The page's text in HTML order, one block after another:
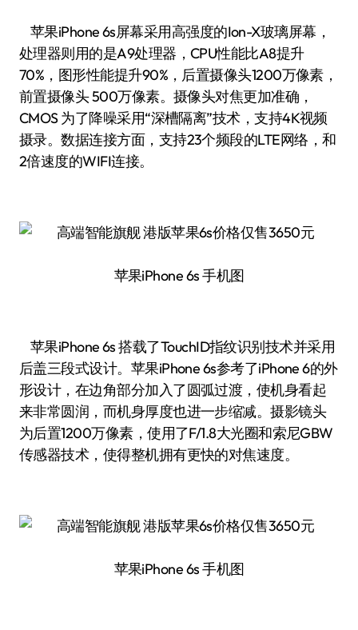
苹果iPhone 6s屏幕采用高强度的Ion-X玻璃屏幕，
处理器则用的是A9处理器，CPU性能比A8提升
70%，图形性能提升90%，后置摄像头1200万像素，
前置摄像头 500万像素。摄像头对焦更加准确，
CMOS 为了降噪采用“深槽隔离”技术，支持4K视频
摄录。数据连接方面，支持23个频段的LTE网络，和
2倍速度的WIFI连接。
苹果iPhone 6s 手机图
苹果iPhone 6s 搭载了TouchID指纹识别技术并采用
后盖三段式设计。苹果iPhone 6s参考了iPhone 6的外
形设计，在边角部分加入了圆弧过渡，使机身看起
来非常圆润，而机身厚度也进一步缩减。摄影镜头
为后置1200万像素，使用了F/1.8大光圈和索尼GBW
传感器技术，使得整机拥有更快的对焦速度。
苹果iPhone 6s 手机图